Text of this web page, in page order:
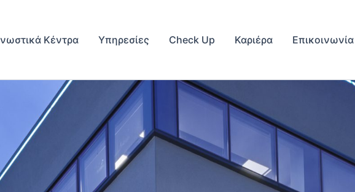
Κέντρα Υπηρεσίες Check Up Καριέρα Επικοινωνία